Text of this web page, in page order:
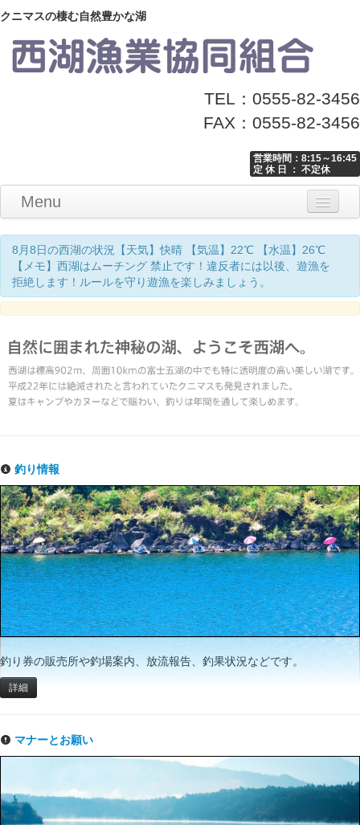
クニマスの棲む自然豊かな湖
TEL：0555-82-3456
FAX：0555-82-3456
営業時間：8:15～16:45
定 休 日 ： 不定休
Menu
Home
釣り情報
マナーとお願い
クニマス展示館
漁協からのお知らせ
お問い合わせ
8月8日の西湖の状況【天気】快晴 【気温】22℃ 【水温】26℃
【メモ】西湖はムーチング 禁止です！違反者には以後、遊漁を
拒絶します！ルールを守り遊漁を楽しみましょう。
釣り情報
釣り券の販売所や釣場案内、放流報告、釣果状況などです。
詳細
マナーとお願い